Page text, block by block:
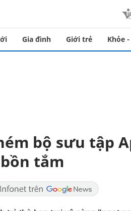
Gia đình Giới trẻ Khỏe
bộ sưu tập
tắm